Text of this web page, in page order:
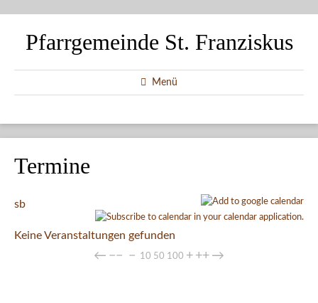
Pfarrgemeinde St. Franziskus
Menü
Termine
sb
Keine Veranstaltungen gefunden
← −− − 10 50 100 + ++ →